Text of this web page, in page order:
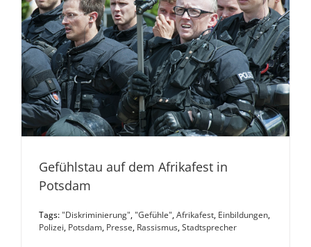
Gefühlstau auf dem Afrikafest in
Potsdam
Tags:"Diskriminierung","Gefühle",Afrikafest, Einbildungen,
Polizei, Potsdam, Presse, Rassismus,Stadtsprecher